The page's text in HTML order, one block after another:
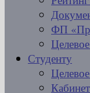
ФП
Студенту